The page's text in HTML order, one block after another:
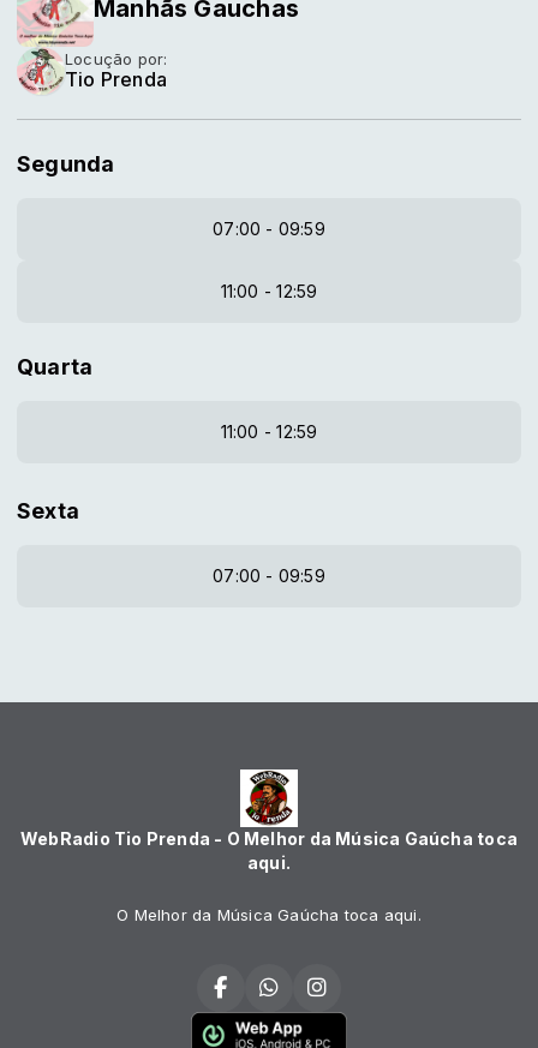
Manhãs Gauchas
Locução por:
Tio Prenda
Segunda
07:00 - 09:59
11:00 - 12:59
Quarta
11:00 - 12:59
Sexta
07:00 - 09:59
WebRadio Tio Prenda - O Melhor da Música Gaúcha toca
aqui.
O Melhor da Música Gaúcha toca aqui.